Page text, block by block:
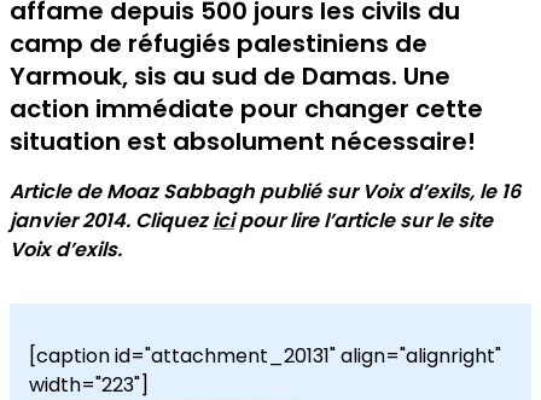
affame depuis 500 jours les civils du
camp de réfugiés palestiniens de
Yarmouk, sis au sud de Damas. Une
action immédiate pour changer cette
situation est absolument nécessaire!
Article deMoaz Sabbagh publié sur Voix d’exils, le 16
janvier 2014. Cliquezicipour lire l’article sur le site
Voix d’exils.
[caption id="attachment_20131" align="alignright"
width="223"]